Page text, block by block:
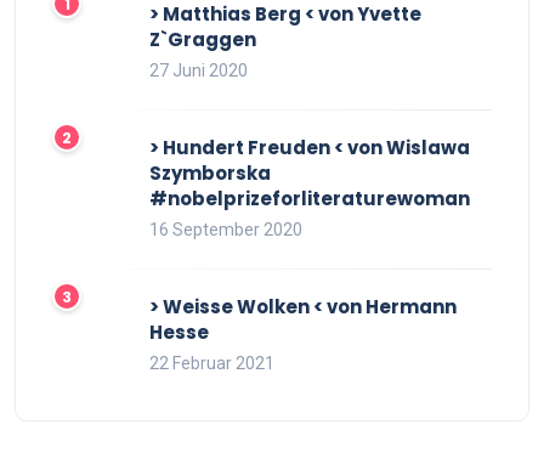
> Matthias Berg < von Yvette
Z`Graggen
27 Juni 2020
> Hundert Freuden < von Wislawa
Szymborska
#nobelprizeforliteraturewoman
16 September 2020
> Weisse Wolken < von Hermann
Hesse
22 Februar 2021